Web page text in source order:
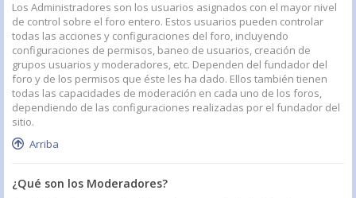
Los Administradores son los usuarios asignados con el mayor nivel
de control sobre el foro entero. Estos usuarios pueden controlar
todas las acciones y configuraciones del foro, incluyendo
configuraciones de permisos, baneo de usuarios, creación de
grupos usuarios y moderadores, etc. Dependen del fundador del
foro y de los permisos que éste les ha dado. Ellos también tienen
todas las capacidades de moderación en cada uno de los foros,
dependiendo de las configuraciones realizadas por el fundador del
sitio.
Arriba
¿Qué son los Moderadores?